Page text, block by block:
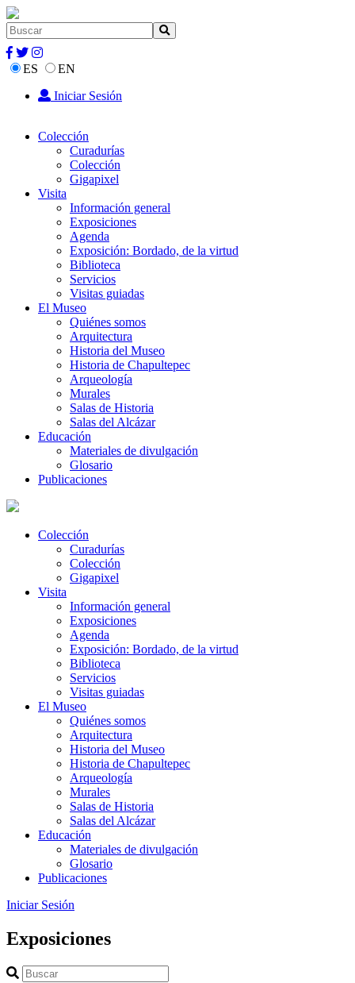
ES
EN
Iniciar Sesión
Colección
Curadurías
Colección
Gigapixel
Visita
Información general
Exposiciones
Agenda
Exposición: Bordado, de la virtud
Biblioteca
Servicios
Visitas guiadas
El Museo
Quiénes somos
Arquitectura
Historia del Museo
Historia de Chapultepec
Arqueología
Murales
Salas de Historia
Salas del Alcázar
Educación
Materiales de divulgación
Glosario
Publicaciones
Colección
Curadurías
Colección
Gigapixel
Visita
Información general
Exposiciones
Agenda
Exposición: Bordado, de la virtud
Biblioteca
Servicios
Visitas guiadas
El Museo
Quiénes somos
Arquitectura
Historia del Museo
Historia de Chapultepec
Arqueología
Murales
Salas de Historia
Salas del Alcázar
Educación
Materiales de divulgación
Glosario
Publicaciones
Iniciar Sesión
Exposiciones